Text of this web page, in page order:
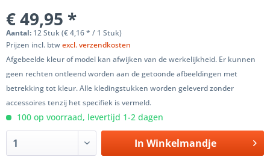
€ 49,95 *
Aantal: 12 Stuk (€ 4,16 * / 1 Stuk)
Prijzen incl. btwexcl. verzendkosten
Afgebeelde kleur of model kan afwijken van de werkelijkheid. Er kunnen
geen rechten ontleend worden aan de getoonde afbeeldingen met
betrekking tot kleur. Alle kledingstukken worden geleverd zonder
accessoires tenzij het specifiek is vermeld.
100 op voorraad, levertijd 1-2 dagen
In Winkelmandje